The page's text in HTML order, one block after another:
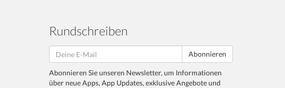
Rundschreiben
Abonnieren
Abonnieren Sie unseren Newsletter, um Informationen
über neue Apps, App Updates, exklusive Angebote und